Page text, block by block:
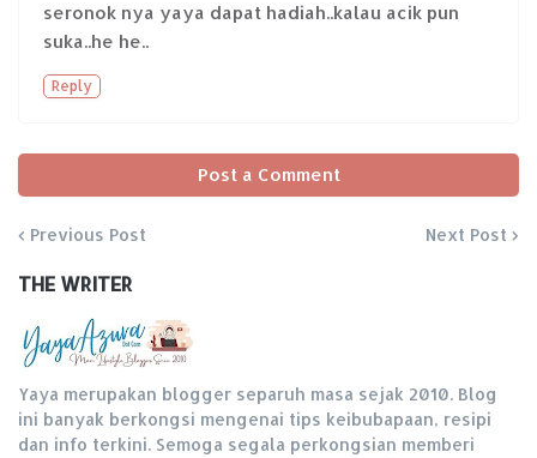
seronok nya yaya dapat hadiah..kalau acik pun
suka..he he..
Reply
Post a Comment
Previous Post Next Post
THE WRITER
Yaya merupakan blogger separuh masa sejak 2010. Blog
ini banyak berkongsi mengenai tips keibubapaan, resipi
dan info terkini. Semoga segala perkongsian memberi